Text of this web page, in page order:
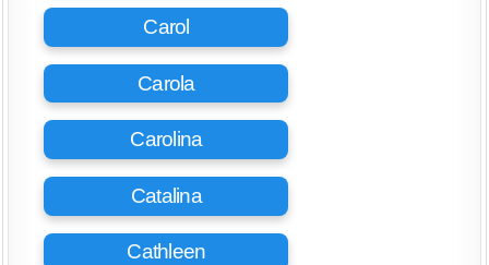
Carol
Carola
Carolina
Catalina
Cathleen